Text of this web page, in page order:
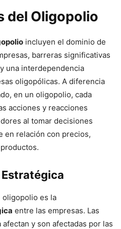
del Oligopolio
incluyen el dominio de
barreras significativas
una interdependencia
oligopólicas. A diferencia
en un oligopolio, cada
acciones y reacciones
al tomar decisiones
en relación con precios,
oligopolio es la
entre las empresas. Las
y son afectadas por las